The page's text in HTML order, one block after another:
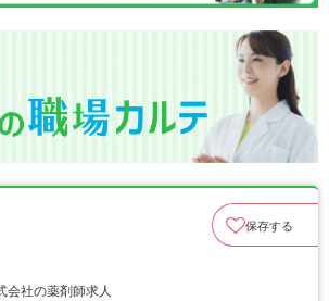
保存する
社の薬剤師求人